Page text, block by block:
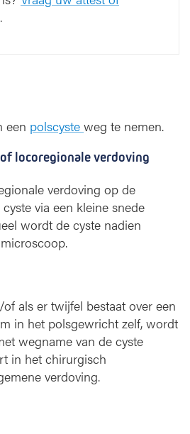
.
een polscyste weg te nemen.
locoregionale verdoving
verdoving op de
via een kleine snede
wordt de cyste nadien
als er twijfel bestaat over een
in het polsgewricht zelf, wordt
wegname van de cyste
in het chirurgisch
verdoving.